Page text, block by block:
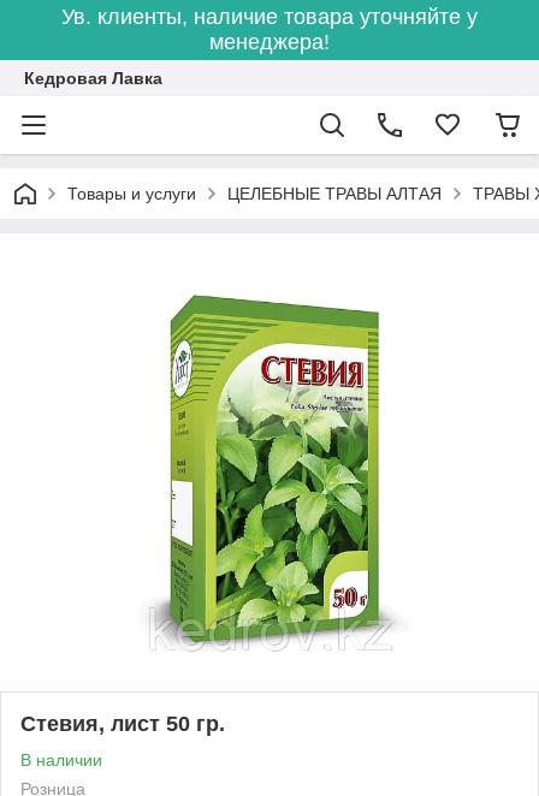
Ув. клиенты, наличие товара уточняйте у
менеджера!
Кедровая Лавка
Товары и услуги ЦЕЛЕБНЫЕ ТРАВЫ АЛТАЯ ТРАВЫ
Стевия, лист 50 гр.
В наличии
Розница